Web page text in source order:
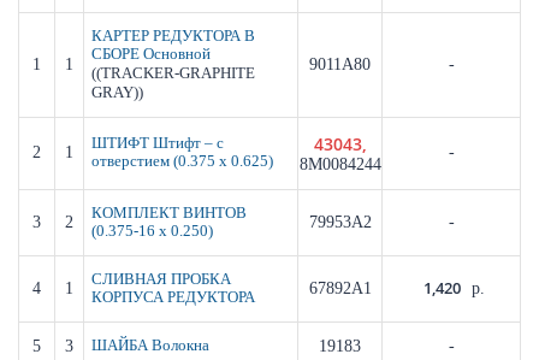
1 1
КАРТЕР РЕДУКТОРА В
СБОРЕ Основной
((TRACKER-GRAPHITE
GRAY))
9011A80 -
2 1
ШТИФТ Штифт – с
отверстием (0.375 x 0.625)
43043,
8M0084244
-
3 2
КОМПЛЕКТ ВИНТОВ
(0.375-16 x 0.250)
79953A2 -
4 1
СЛИВНАЯ ПРОБКА
КОРПУСА РЕДУКТОРА
67892A1 1,420 р.
5 3 ШАЙБА Волокна 19183 -